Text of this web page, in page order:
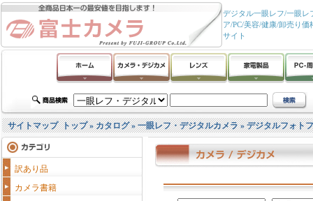
デジタル一眼レフ/一眼レ
ア/PC/美容/健康/卸売り
サイト
サイトマップ トップ»カタログ»一眼レフ・デジタルカメラ»デジタルフォト
訳あり品
カメラ書籍